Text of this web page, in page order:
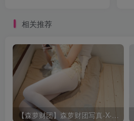
相关推荐
【森萝财团】森萝财团写真-X-057-[83P1V]